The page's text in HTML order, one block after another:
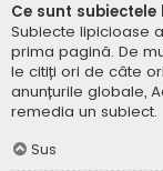
Ce sunt subiectele
Subiecte lipicioase
prima pagină. De
le citiți ori de câte
anunțurile globale,
remedia un subiect.
Sus